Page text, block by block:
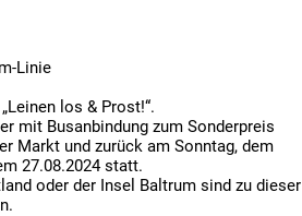
Linie
los & Prost!“.
mit Busanbindung zum Sonderpreis
Markt und zurück am Sonntag, dem
27.08.2024 statt.
oder der Insel Baltrum sind zu dieser